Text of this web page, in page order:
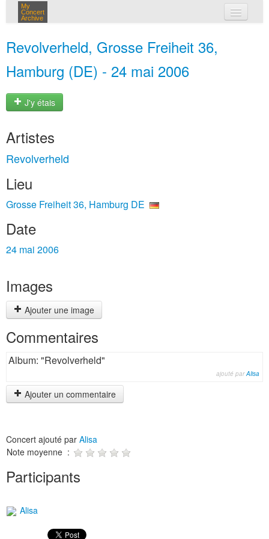
My
Concert
Archive
Revolverheld, Grosse Freiheit 36,
Hamburg (DE) - 24 mai 2006
J'y étais
Artistes
Revolverheld
Lieu
Grosse Freiheit 36, Hamburg DE
Date
24 mai 2006
Images
Ajouter une image
Commentaires
Album: "Revolverheld"
ajouté parAlisa
Ajouter un commentaire
Concert ajouté par Alisa
Note moyenne :
Participants
Alisa